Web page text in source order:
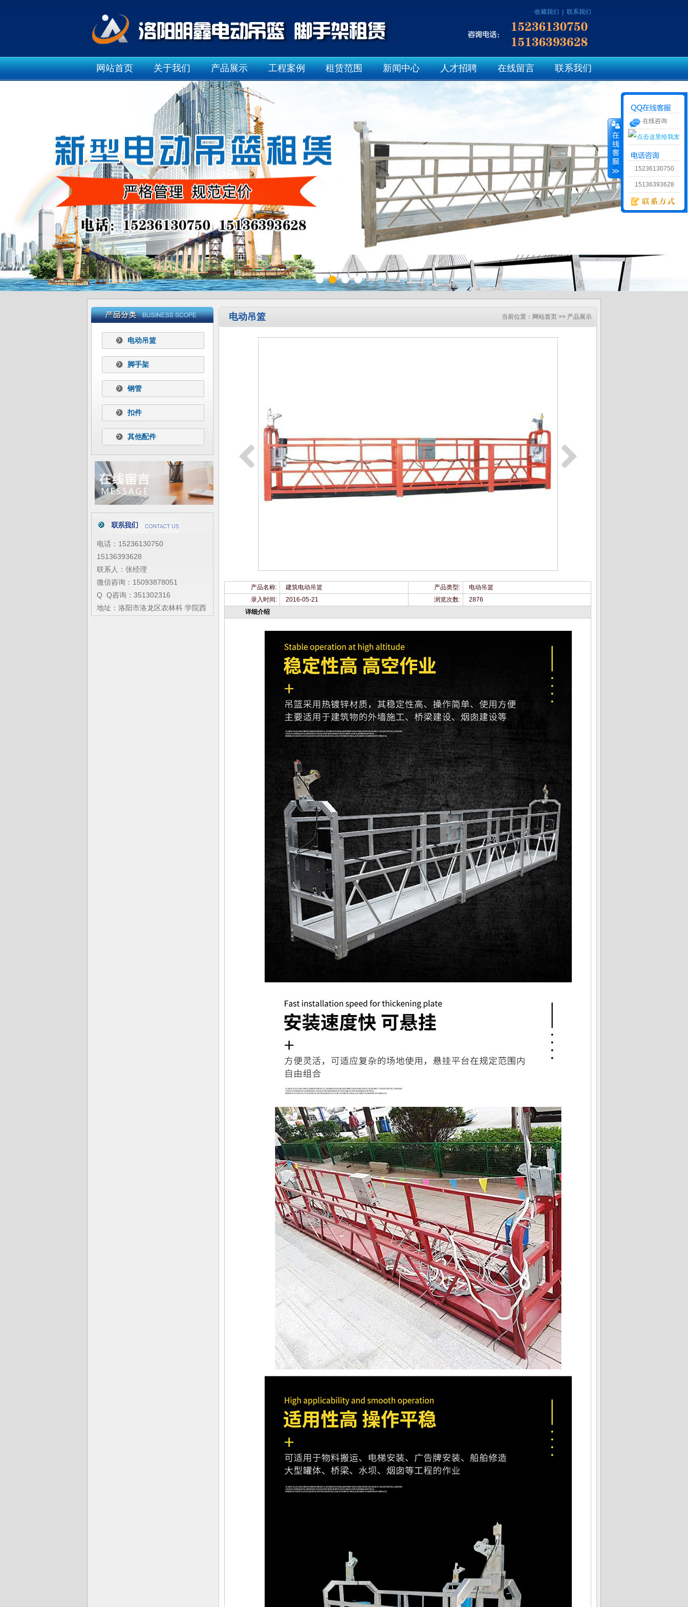
收藏我们 联系我们
网站首页 关于我们 产品展示 工程案例 租赁范围 新闻中心 人才招聘 在线留言 联系我们
电动吊篮
脚手架
钢管
扣件
其他配件
电话：15236130750
15136393628
联系人：张经理
微信咨询：15093878051
Q Q咨询：351302316
地址：洛阳市洛龙区农林科 学院西
电动吊篮 当前位置： 网站首页 >> 产品展示
产品名称: 建筑电动吊篮 产品类型:
电动吊篮
录入时间:
2016-05-21 浏览次数:
2876
详细介绍
在线咨询
15236130750
15136393628